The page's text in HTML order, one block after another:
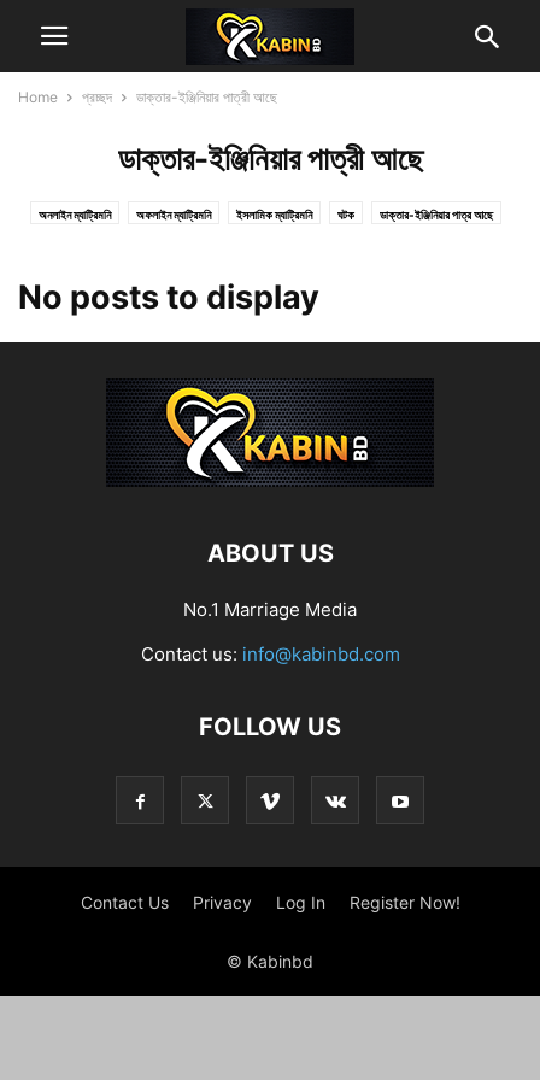
Home প্রচ্ছদ ডাক্তার-ইঞ্জিনিয়ার পাত্রী আছে
ডাক্তার-ইঞ্জিনিয়ার পাত্রী আছে
অনলাইন ম্যাট্রিমনি অফলাইন ম্যাট্রিমনি ইসলামিক ম্যাট্রিমনি ঘটক ডাক্তার-ইঞ্জিনিয়ার পাত্র আছে
No posts to display
ABOUT US
No.1 Marriage Media
Contact us: info@kabinbd.com
FOLLOW US
Contact Us Privacy Log In Register Now!
© Kabinbd